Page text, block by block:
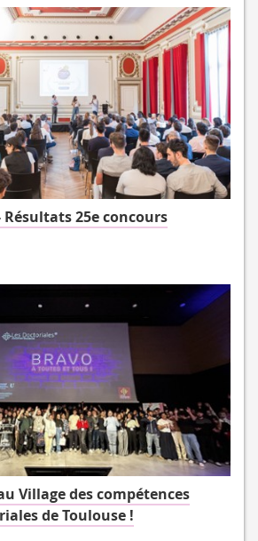
- Résultats 25e concours
Village des compétences
de Toulouse !